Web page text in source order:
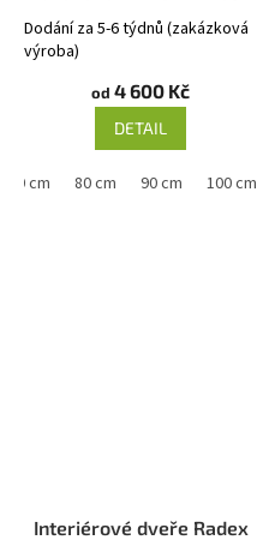
Dodání za 5-6 týdnů (zakázková
výroba)
od 4 600 Kč
DETAIL
70 cm 80 cm 90 cm 100 cm
60 cm
Interiérové dveře Radex